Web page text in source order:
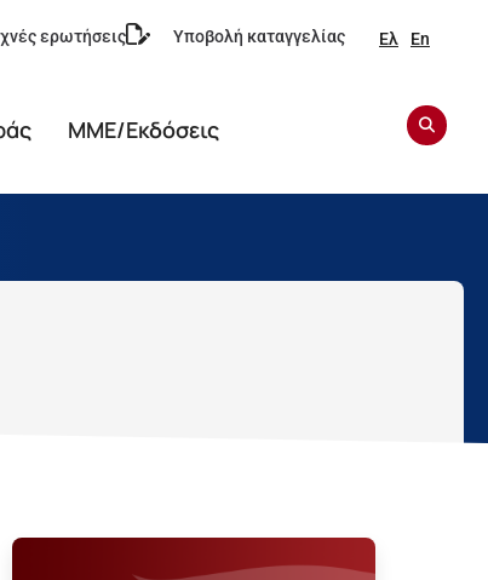
ερωτήσεις Υποβολή καταγγελίας Ελ En
ΜΜΕ/Εκδόσεις